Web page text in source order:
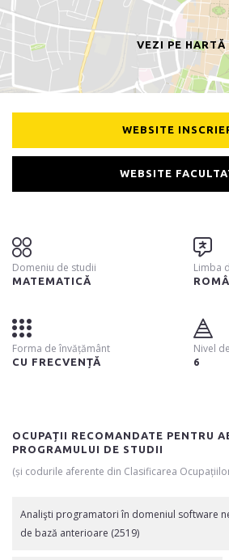
VEZI PE HARTĂ
WEBSITE
WEBSITE
Domeniu de studii
MATEMATICĂ
Limba
Forma de învățământ
CU FRECVENȚĂ
Nivel
6
OCUPAȚII RECOMANDATE PENTRU
PROGRAMULUI DE STUDII
(și codurile aferente din Clasificarea
Analişti programatori în domeniul software
de bază anterioare (2519)